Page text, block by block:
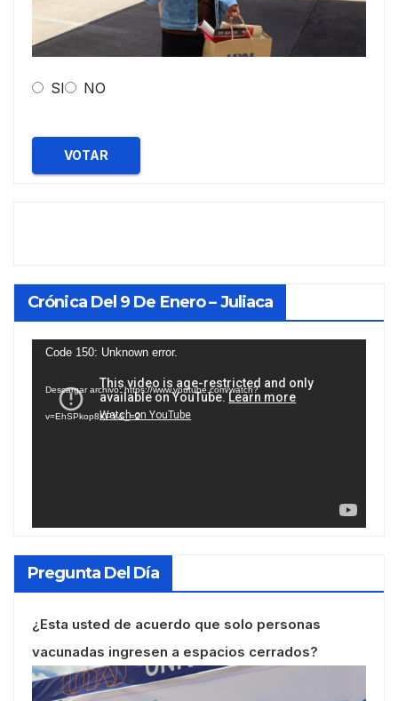
SI NO
VOTAR
Crónica Del 9 De Enero – Juliaca
Reproductor
vídeo
Code 150: Unknown error.
Descargar archivo: https://www.youtube.com/watch?
v=EhSPkop8KPY&_=2
Pregunta Del Día
¿Esta usted de acuerdo que solo personas
vacunadas ingresen a espacios cerrados?